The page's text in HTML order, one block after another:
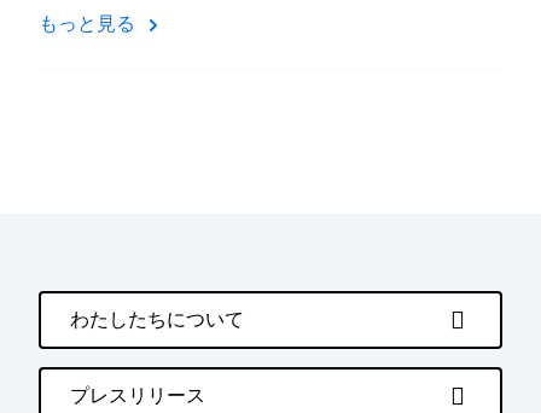
もっと見る
わたしたちについて
プレスリリース